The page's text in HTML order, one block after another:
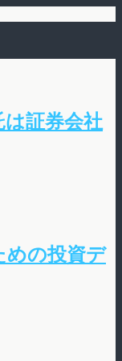
は証券会社
めの投資デ